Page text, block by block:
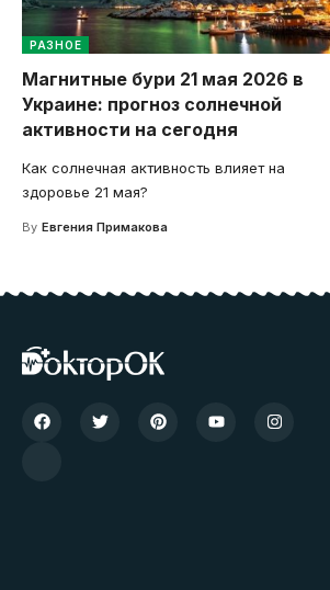
РАЗНОЕ
Магнитные бури 21 мая 2026 в
Украине: прогноз солнечной
активности на сегодня
Как солнечная активность влияет на
здоровье 21 мая?
By Евгения Примакова